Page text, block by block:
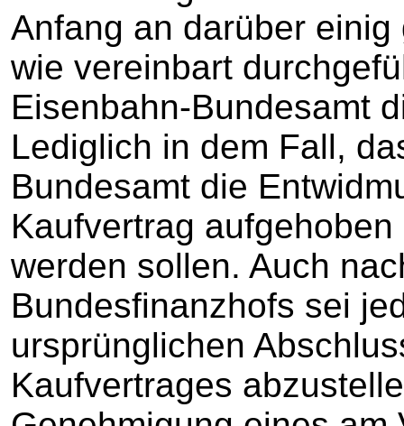
Anfang an darüber
wie vereinbart
Eisenbahn-Bundesamt
Lediglich in dem Fall,
Bundesamt die
Kaufvertrag
werden sollen. Auch
Bundesfinanzhofs sei
ursprünglichen
Kaufvertrages